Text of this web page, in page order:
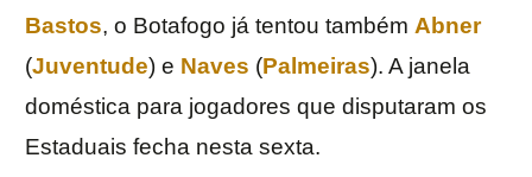
Bastos, o Botafogo já tentou também Abner
(Juventude) e Naves (Palmeiras). A janela
doméstica para jogadores que disputaram os
Estaduais fecha nesta sexta.